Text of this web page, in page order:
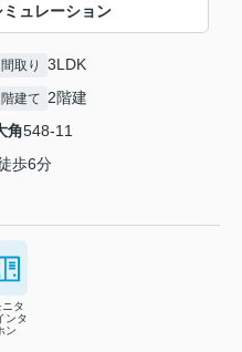
ュレーション
間取り 3LDK
階建て 2階建
角548-11
歩6分
タ
ンタ
ン